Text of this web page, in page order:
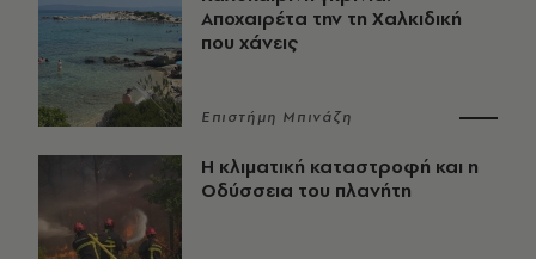
Αποχαιρέτα την τη Χαλκιδική
που χάνεις
Επιστήμη Μπινάζη
Η κλιματική καταστροφή και η
Οδύσσεια του πλανήτη